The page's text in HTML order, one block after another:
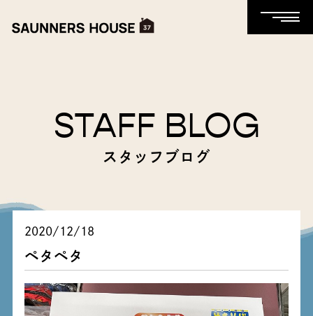
STAFF BLOG
スタッフブログ
2020/12/18
ペタペタ